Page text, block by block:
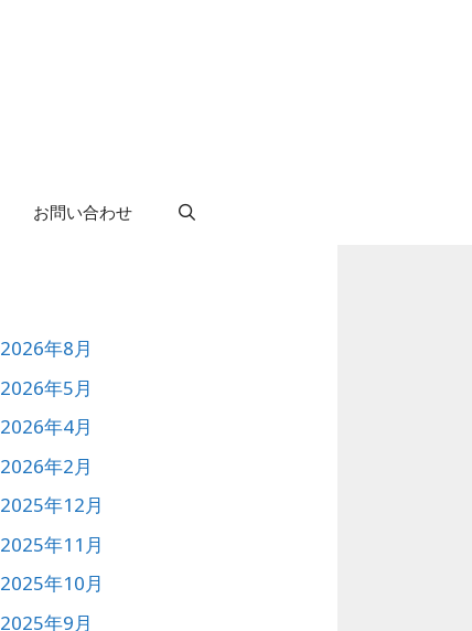
お問い合わせ
2026年8月
2026年5月
2026年4月
2026年2月
2025年12月
2025年11月
2025年10月
2025年9月